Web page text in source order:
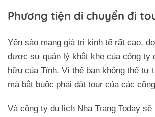
Phương tiện di chuyển đi
Yến sào mang giá trị kinh tế rất cao,
được sự quản lý khắt khe của công ty
hữu của Tỉnh. Vì thế bạn không thể tự
mà bắt buộc phải đặt tour của các
Và công ty du lịch Nha Trang Today